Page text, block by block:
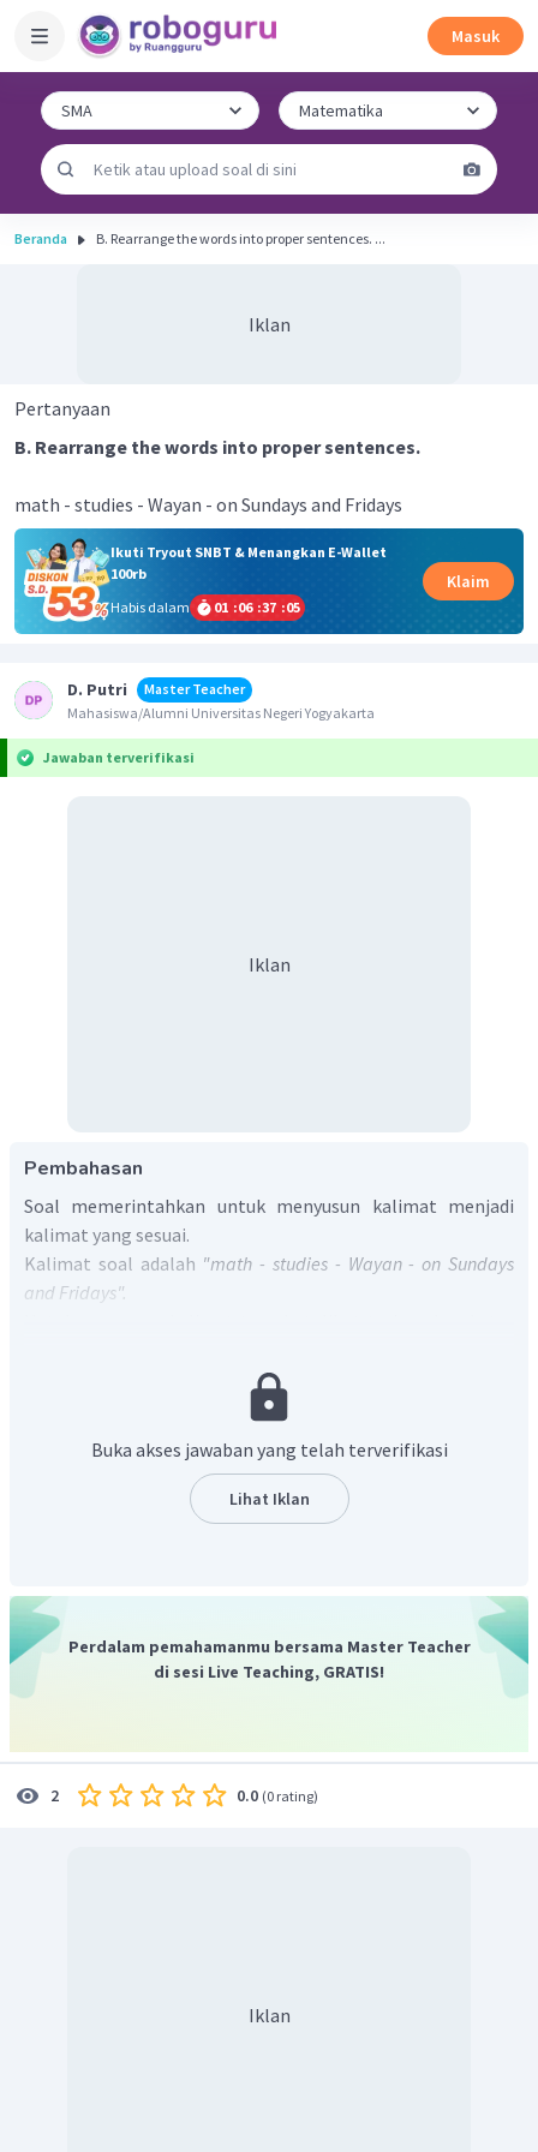
Masuk
Beranda B. Rearrange the words into proper sentences. ...
Iklan
Pertanyaan
B. Rearrange the words into proper sentences.
math - studies - Wayan - on Sundays and Fridays
Ikuti Tryout SNBT & Menangkan E-Wallet
100rb
Habis dalam
01 :06 :37 :05
Klaim
D. Putri
Master Teacher
Mahasiswa/Alumni Universitas Negeri Yogyakarta
Jawaban terverifikasi
Iklan
Pembahasan
Soal memerintahkan untuk menyusun kalimat menjadi
kalimat yang sesuai.
Kalimat soal adalah "math - studies - Wayan - on Sundays
and Fridays".
artinya "matematika".
Wayanartinya "Wayan".
on Sundays and Fridaysartinya "pada hari Minggu dan
belajar matematika pada hari Minggu dan Jum'at."
Dalam bahasa Inggris, kalimat tersebut menjadi
"Wayan
studies math on Sundays and Fridays."
Jadi, jawaban yang benar adalah"Wayan studies math
Buka akses jawaban yang telah terverifikasi
Lihat Iklan
Perdalam pemahamanmu bersama Master Teacher
di sesi Live Teaching, GRATIS!
2 0.0 (0 rating)
Iklan